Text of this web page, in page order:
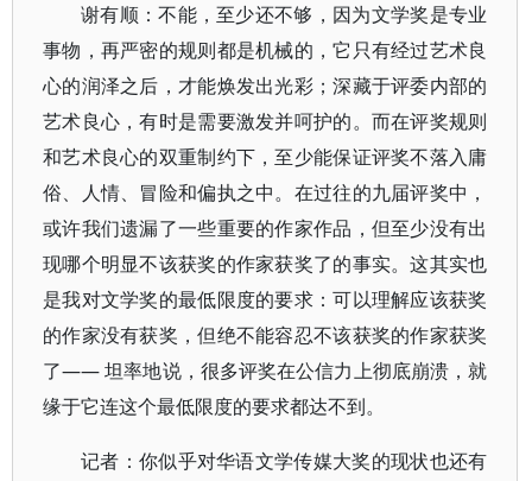
谢有顺：不能，至少还不够，因为文学奖是专业
事物，再严密的规则都是机械的，它只有经过艺术良
心的润泽之后，才能焕发出光彩；深藏于评委内部的
艺术良心，有时是需要激发并呵护的。而在评奖规则
和艺术良心的双重制约下，至少能保证评奖不落入庸
俗、人情、冒险和偏执之中。在过往的九届评奖中，
或许我们遗漏了一些重要的作家作品，但至少没有出
现哪个明显不该获奖的作家获奖了的事实。这其实也
是我对文学奖的最低限度的要求：可以理解应该获奖
的作家没有获奖，但绝不能容忍不该获奖的作家获奖
了—— 坦率地说，很多评奖在公信力上彻底崩溃，就
缘于它连这个最低限度的要求都达不到。
记者：你似乎对华语文学传媒大奖的现状也还有